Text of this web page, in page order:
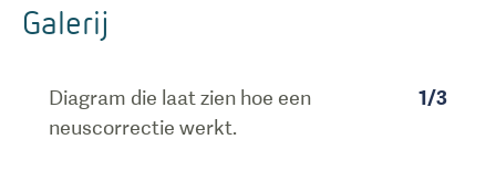
Galerij
Diagram die laat zien hoe een
neuscorrectie werkt.
1/3